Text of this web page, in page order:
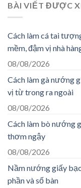
BÀI VIẾT ĐƯỢC
Cách làm cá tai
mềm, đậm vị nhà
08/08/2026
Cách làm gà nướng
vị từ trong ra ngoài
08/08/2026
Cách làm bò nướng
thơm ngậy
08/08/2026
Nầm nướng giấy
phần và số bàn